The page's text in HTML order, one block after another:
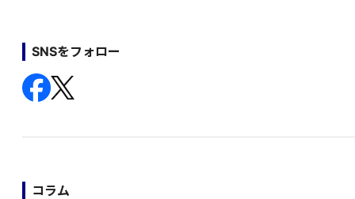
SNSをフォロー
コラム